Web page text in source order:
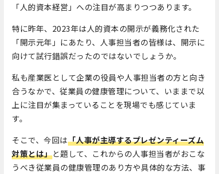
「人的資本経営」への注目が高まりつつあります。
特に昨年、2023年は人的資本の開示が義務化された
「開示元年」にあたり、人事担当者の皆様は、開示に
向けて試行錯誤だったのではないでしょうか。
私も産業医として企業の役員や人事担当者の方と向き
合うなかで、従業員の健康管理について、いままで以
上に注目が集まっていることを現場でも感じていま
す。
そこで、今回は「人事が主導するプレゼンティーズム
対策とは」と題して、これからの人事担当者がおこな
うべき従業員の健康管理のあり方や具体的な方法、事